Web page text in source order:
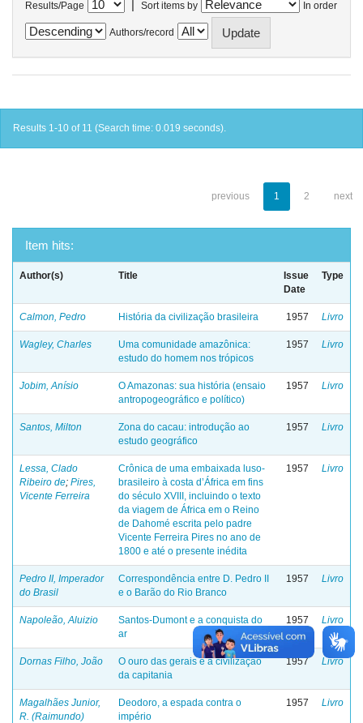
Results/Page | Sort items by In order
Authors/record
Results 1-10 of 11 (Search time: 0.019 seconds).
previous 1 2 next
Item hits:
Author(s) Title
Issue
Date
Type
Calmon, Pedro História da civilização brasileira 1957 Livro
Wagley, Charles
Uma comunidade amazônica:
estudo do homem nos trópicos
1957 Livro
Jobim, Anísio
O Amazonas: sua história (ensaio
antropogeográfico e político)
1957 Livro
Santos, Milton
Zona do cacau: introdução ao
estudo geográfico
1957 Livro
Lessa, Clado
Ribeiro de; Pires,
Vicente Ferreira
Crônica de uma embaixada luso-
brasileiro à costa d’África em fins
do século XVIII, incluindo o texto
da viagem de África em o Reino
de Dahomé escrita pelo padre
Vicente Ferreira Pires no ano de
1800 e até o presente inédita
1957 Livro
Pedro II, Imperador
do Brasil
Correspondência entre D. Pedro II
e o Barão do Rio Branco
1957 Livro
Napoleão, Aluizio
Santos-Dumont e a conquista do
ar
1957 Livro
Dornas Filho, João
O ouro das gerais e a civilização
da capitania
1957 Livro
Magalhães Junior,
R. (Raimundo)
Deodoro, a espada contra o
império
1957 Livro